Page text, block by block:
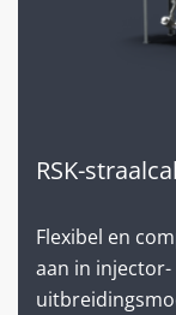
RSK-
Flexibel en
aan in